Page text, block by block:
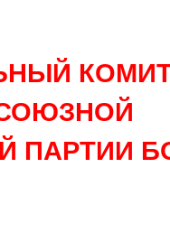
ПАРТИИ